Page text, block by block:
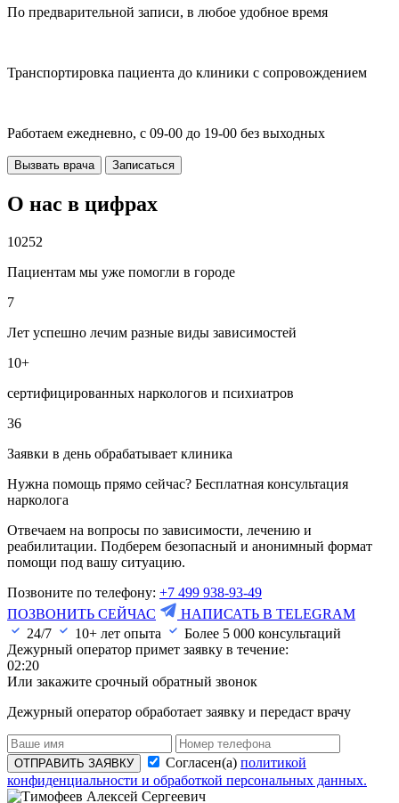
По предварительной записи, в любое удобное время
Транспортировка пациента до клиники с сопровождением
Работаем ежедневно, с 09-00 до 19-00 без выходных
Вызвать врача Записаться
О нас в цифрах
10252
Пациентам мы уже помогли в городе
7
Лет успешно лечим разные виды зависимостей
10+
сертифицированных наркологов и психиатров
36
Заявки в день обрабатывает клиника
Нужна помощь прямо сейчас? Бесплатная консультация
нарколога
Отвечаем на вопросы по зависимости, лечению и
реабилитации. Подберем безопасный и анонимный формат
помощи под вашу ситуацию.
Позвоните по телефону: +7 499 938-93-49
ПОЗВОНИТЬ СЕЙЧАС
НАПИСАТЬ В TELEGRAM
24/7
10+ лет опыта Более 5 000 консультаций
Дежурный оператор примет заявку в течение:
02:20
Или закажите срочный обратный звонок
Дежурный оператор обработает заявку и передаст врачу
ОТПРАВИТЬ ЗАЯВКУ Согласен(а) политикой
конфиденциальности и обработкой персональных данных.